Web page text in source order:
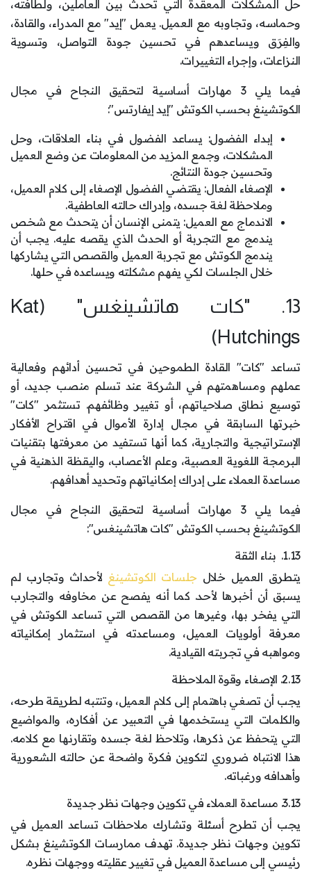
حل المشكلات المعقدة التي تحدث بين العاملين، ولطافته،
وحماسه، وتجاوبه مع العميل. يعمل "إيد" مع المدراء، والقادة،
والفِرَق ويساعدهم في تحسين جودة التواصل، وتسوية
النزاعات، وإجراء التغييرات.
فيما يلي 3 مهارات أساسية لتحقيق النجاح في مجال
الكوتشينغ بحسب الكوتش "إيد إيفارتس":
إبداء الفضول: يساعد الفضول في بناء العلاقات، وحل
المشكلات، وجمع المزيد من المعلومات عن وضع العميل
وتحسين جودة النتائج.
الإصغاء الفعال: يقتضي الفضول الإصغاء إلى كلام العميل،
وملاحظة لغة جسده، وإدراك حالته العاطفية.
الاندماج مع العميل: يتمنى الإنسان أن يتحدث مع شخص
يندمج مع التجربة أو الحدث الذي يقصه عليه. يجب أن
يندمج الكوتش مع تجربة العميل والقصص التي يشاركها
خلال الجلسات لكي يفهم مشكلته ويساعده في حلها.
13. "كات هاتشينغس" (Kat
Hutchings)
تساعد "كات" القادة الطموحين في تحسين أدائهم وفعالية
عملهم ومساهمتهم في الشركة عند تسلم منصب جديد، أو
توسيع نطاق صلاحياتهم، أو تغيير وظائفهم. تستثمر "كات"
خبرتها السابقة في مجال إدارة الأموال في اقتراح الأفكار
الإستراتيجية والتجارية، كما أنها تستفيد من معرفتها بتقنيات
البرمجة اللغوية العصبية، وعلم الأعصاب، واليقظة الذهنية في
مساعدة العملاء على إدراك إمكانياتهم وتحديد أهدافهم.
فيما يلي 3 مهارات أساسية لتحقيق النجاح في مجال
الكوتشينغ بحسب الكوتش "كات هاتشينغس":
1.13. بناء الثقة
يتطرق العميل خلال جلسات الكوتشينغ لأحداث وتجارب لم
يسبق أن أخبرها لأحد. كما أنه يفصح عن مخاوفه والتجارب
التي يفخر بها، وغيرها من القصص التي تساعد الكوتش في
معرفة أولويات العميل، ومساعدته في استثمار إمكانياته
ومواهبه في تجربته القيادية.
2.13. الإصغاء وقوة الملاحظة
يجب أن تصغي باهتمام إلى كلام العميل، وتنتبه لطريقة طرحه،
والكلمات التي يستخدمها في التعبير عن أفكاره، والمواضيع
التي يتحفظ عن ذكرها، وتلاحظ لغة جسده وتقارنها مع كلامه.
هذا الانتباه ضروري لتكوين فكرة واضحة عن حالته الشعورية
وأهدافه ورغباته.
3.13. مساعدة العملاء في تكوين وجهات نظر جديدة
يجب أن تطرح أسئلة وتشارك ملاحظات تساعد العميل في
تكوين وجهات نظر جديدة. تهدف ممارسات الكوتشينغ بشكل
رئيسي إلى مساعدة العميل في تغيير عقليته ووجهات نظره.